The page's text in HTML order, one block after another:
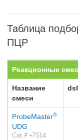
Таблица
ПЦР
Реакционные
Название
смеси
ProbeMaster®
UDG
Cat.# •7514